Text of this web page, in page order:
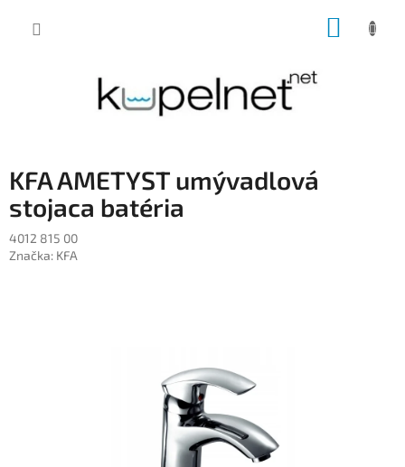
KFA AMETYST umývadlová
stojaca batéria
4012 815 00
Značka: KFA